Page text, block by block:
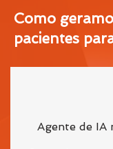
Como
pacientes
Agente de IA